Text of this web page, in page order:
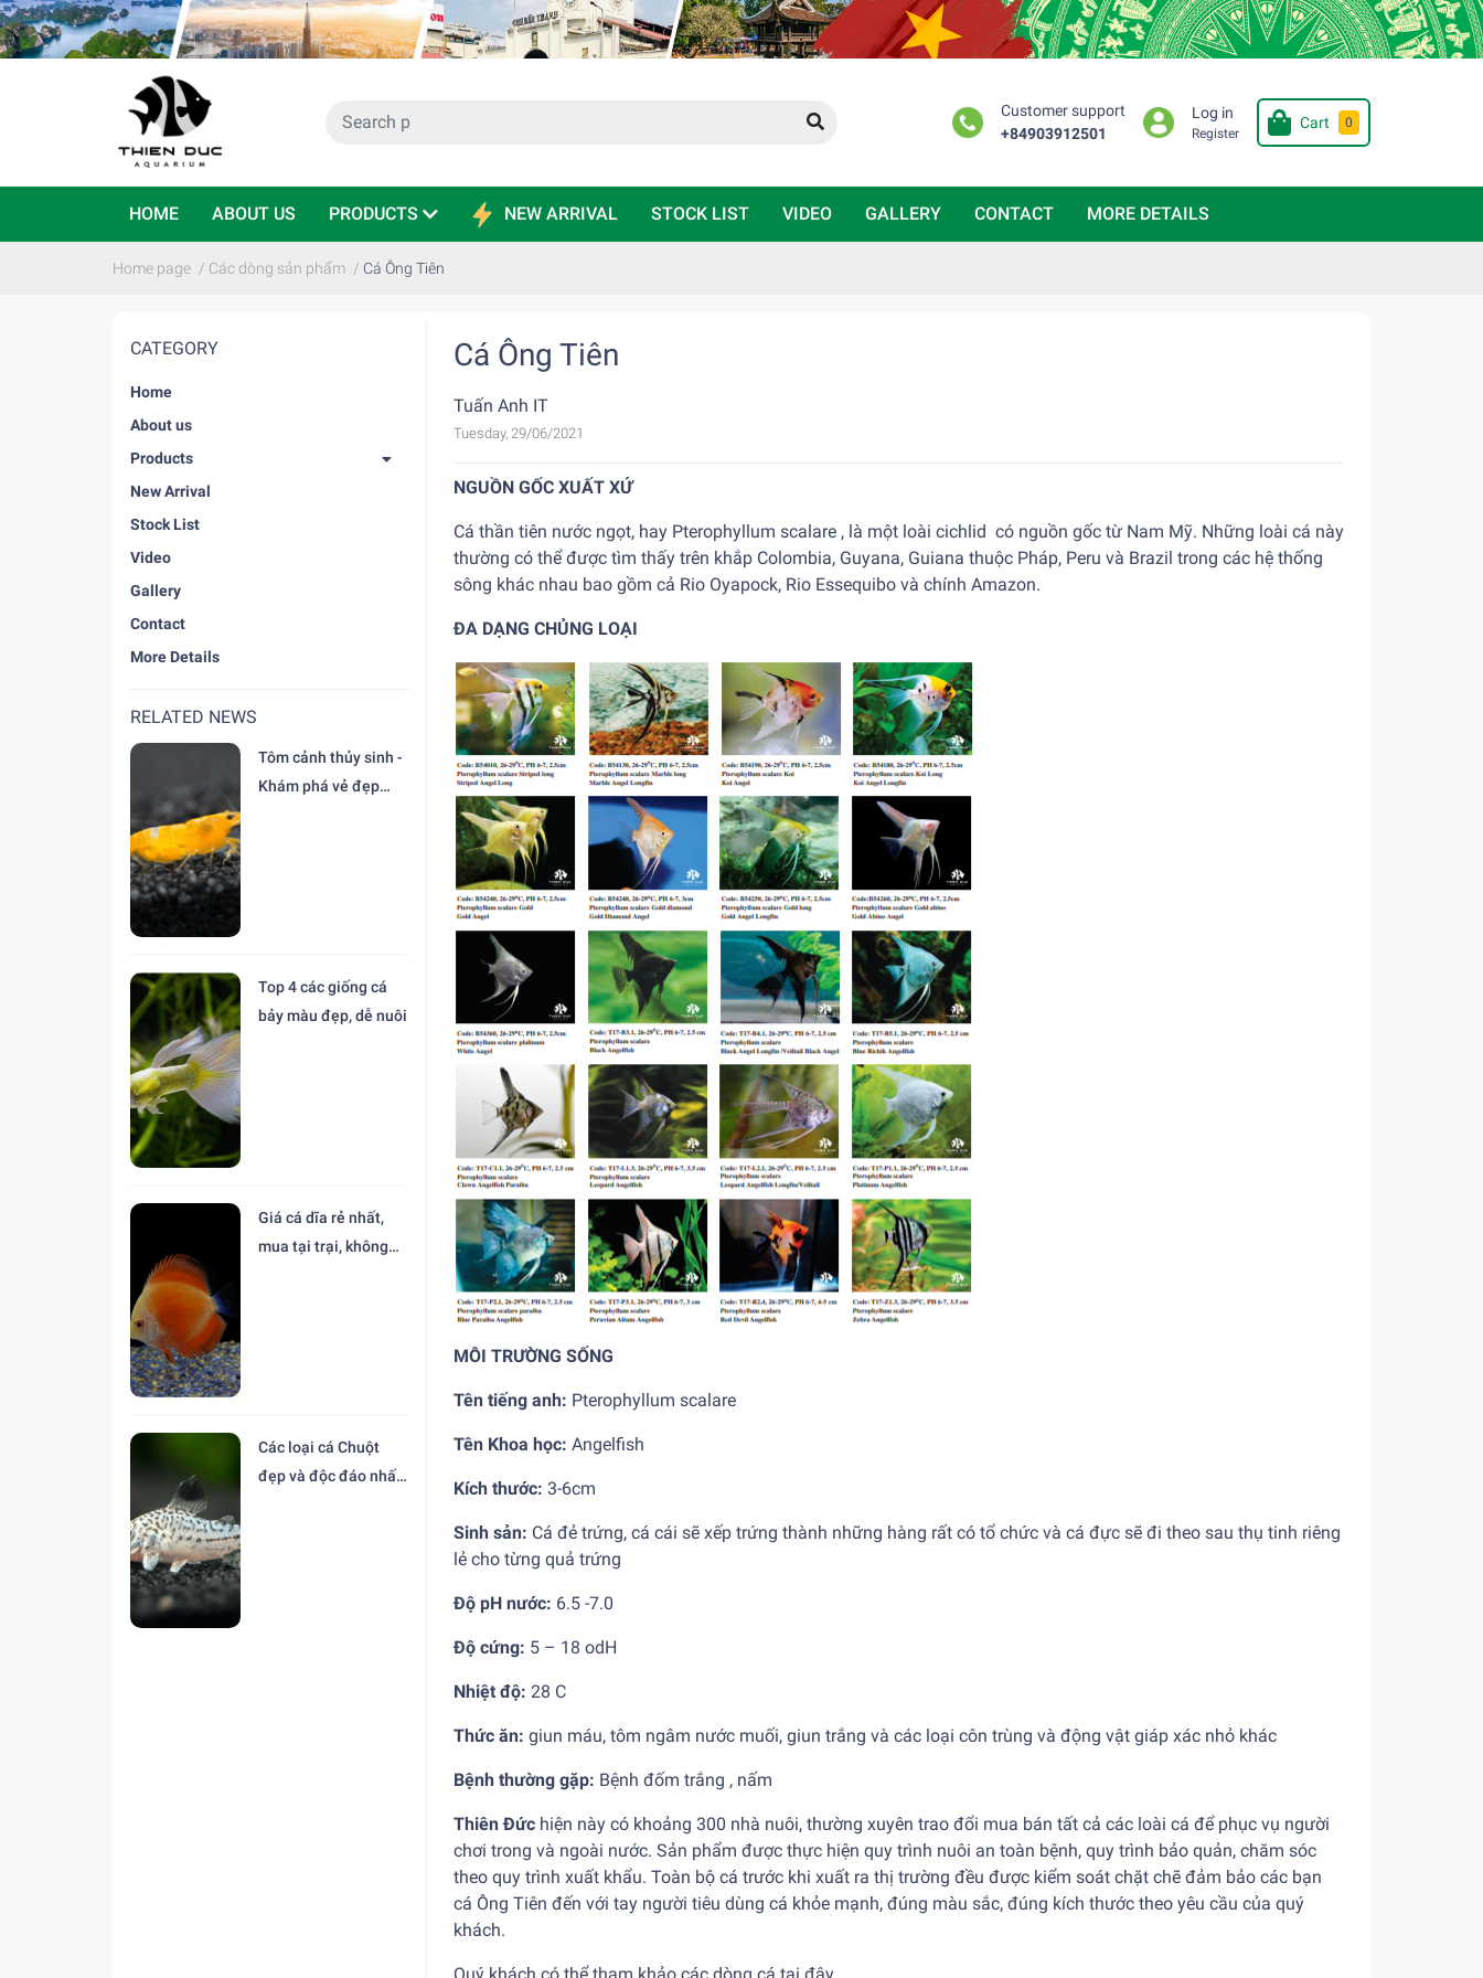
Customer support
+84903912501
Log in
Register
Cart 0
HOME ABOUT US PRODUCTS NEW ARRIVAL STOCK LIST VIDEO GALLERY CONTACT MORE DETAILS
Home page / Các dòng sản phẩm / Cá Ông Tiên
CATEGORY
Home
About us
Products
New Arrival
Stock List
Video
Gallery
Contact
More Details
RELATED NEWS
Tôm cảnh thủy sinh -
Khám phá vẻ đẹp
Top 4 các giống cá
bảy màu đẹp, dễ nuôi
Giá cá dĩa rẻ nhất,
mua tại trại, không
Các loại cá Chuột
đẹp và độc đáo nhất
Cá Ông Tiên
Tuấn Anh IT
Tuesday, 29/06/2021
NGUỒN GỐC XUẤT XỨ
Cá thần tiên nước ngọt, hay Pterophyllum scalare , là một loài cichlid có nguồn gốc từ Nam Mỹ. Những loài cá này
thường có thể được tìm thấy trên khắp Colombia, Guyana, Guiana thuộc Pháp, Peru và Brazil trong các hệ thống
sông khác nhau bao gồm cả Rio Oyapock, Rio Essequibo và chính Amazon.
ĐA DẠNG CHỦNG LOẠI
MÔI TRƯỜNG SỐNG
Tên tiếng anh: Pterophyllum scalare
Tên Khoa học: Angelfish
Kích thước: 3-6cm
Sinh sản: Cá đẻ trứng, cá cái sẽ xếp trứng thành những hàng rất có tổ chức và cá đực sẽ đi theo sau thụ tinh riêng
lẻ cho từng quả trứng
Độ pH nước: 6.5 -7.0
Độ cứng: 5 – 18 odH
Nhiệt độ: 28 C
Thức ăn: giun máu, tôm ngâm nước muối, giun trắng và các loại côn trùng và động vật giáp xác nhỏ khác
Bệnh thường gặp: Bệnh đốm trắng , nấm
Thiên Đức hiện này có khoảng 300 nhà nuôi, thường xuyên trao đổi mua bán tất cả các loài cá để phục vụ người
chơi trong và ngoài nước. Sản phẩm được thực hiện quy trình nuôi an toàn bệnh, quy trình bảo quản, chăm sóc
theo quy trình xuất khẩu. Toàn bộ cá trước khi xuất ra thị trường đều được kiểm soát chặt chẽ đảm bảo các bạn
cá Ông Tiên đến với tay người tiêu dùng cá khỏe mạnh, đúng màu sắc, đúng kích thước theo yêu cầu của quý
khách.